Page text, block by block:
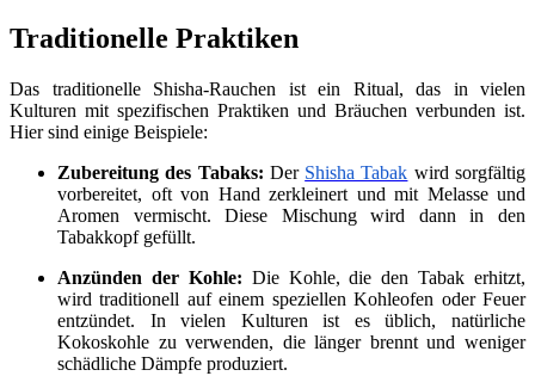
Traditionelle Praktiken
Das traditionelle Shisha-Rauchen ist ein Ritual, das in vielen
Kulturen mit spezifischen Praktiken und Bräuchen verbunden ist.
Hier sind einige Beispiele:
Zubereitung des Tabaks: Der Shisha Tabak wird sorgfältig
vorbereitet, oft von Hand zerkleinert und mit Melasse und
Aromen vermischt. Diese Mischung wird dann in den
Tabakkopf gefüllt.
Anzünden der Kohle: Die Kohle, die den Tabak erhitzt,
wird traditionell auf einem speziellen Kohleofen oder Feuer
entzündet. In vielen Kulturen ist es üblich, natürliche
Kokoskohle zu verwenden, die länger brennt und weniger
schädliche Dämpfe produziert.